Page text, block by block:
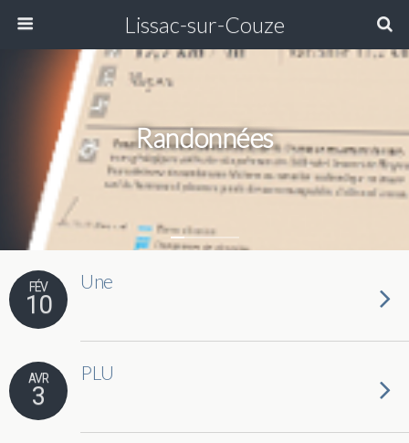
Lissac-sur-Couze
Randonnées
FÉV
10
Une
AVR
3
PLU